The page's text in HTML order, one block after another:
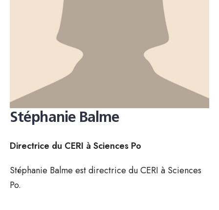
Stéphanie Balme
Directrice du CERI à Sciences Po
Stéphanie Balme est directrice du CERI à Sciences
Po.